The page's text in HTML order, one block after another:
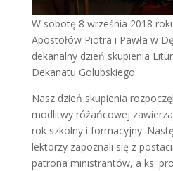
W sobotę 8 września 2018
Apostołów Piotra i Pawła w
dekanalny dzień skupienia
Dekanatu Golubskiego.
Nasz dzień skupienia
modlitwy różańcowej
rok szkolny i formacyjny.
lektorzy zapoznali się z
patrona ministrantów, a ks.